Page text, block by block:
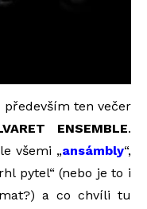
především ten večer
ENSEMBLE.
všemi „ansámbly“,
pytel“ (nebo je to i
a co chvíli tu